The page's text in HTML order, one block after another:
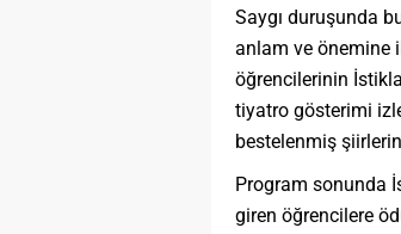
Saygı duruşunda
anlam ve önemine
öğrencilerinin
tiyatro gösterimi
bestelenmiş
Program sonunda
giren öğrencilere